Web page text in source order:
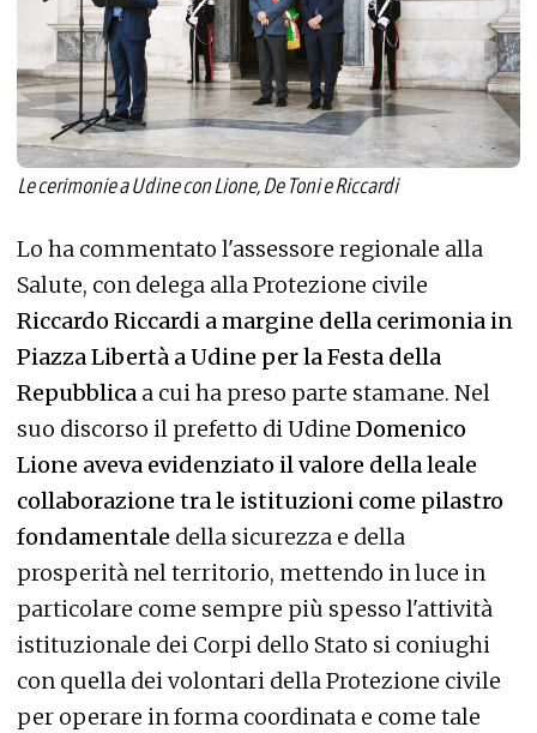
Le cerimonie a Udine con Lione, De Toni e Riccardi
Lo ha commentato l'assessore regionale alla
Salute, con delega alla Protezione civile
Riccardo Riccardi a margine della cerimonia in
Piazza Libertà a Udine per la Festa della
Repubblica a cui ha preso parte stamane. Nel
suo discorso il prefetto di Udine Domenico
Lione aveva evidenziato il valore della leale
collaborazione tra le istituzioni come pilastro
fondamentale della sicurezza e della
prosperità nel territorio, mettendo in luce in
particolare come sempre più spesso l'attività
istituzionale dei Corpi dello Stato si coniughi
con quella dei volontari della Protezione civile
per operare in forma coordinata e come tale